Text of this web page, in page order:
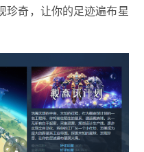
珍奇，让你的足迹遍布星